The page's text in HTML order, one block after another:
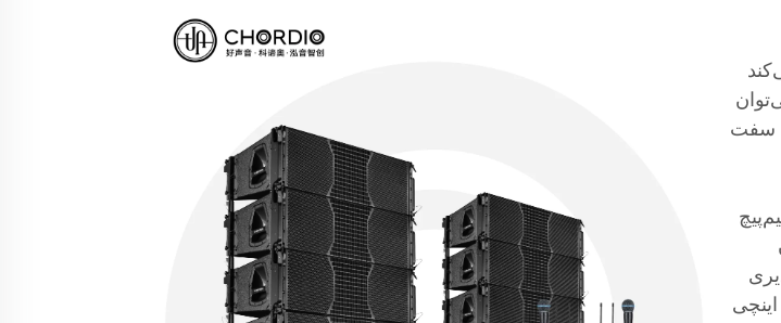
سفت
در کاربردهای خودرویی و صوتی خانگی نیز وجود دارد و ساب ووفرهای ۱۲ اینچی